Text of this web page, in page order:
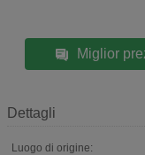
Miglior
Dettagli
Luogo di origine: